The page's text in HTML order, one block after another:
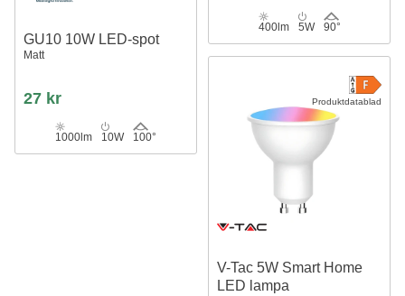
GU10 10W LED-spot
Matt
27 kr
1000lm 10W 100°
400lm 5W 90°
Produktdatablad
V-Tac 5W Smart Home
LED lampa